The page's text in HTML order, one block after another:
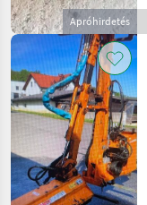
Apróhirdetés